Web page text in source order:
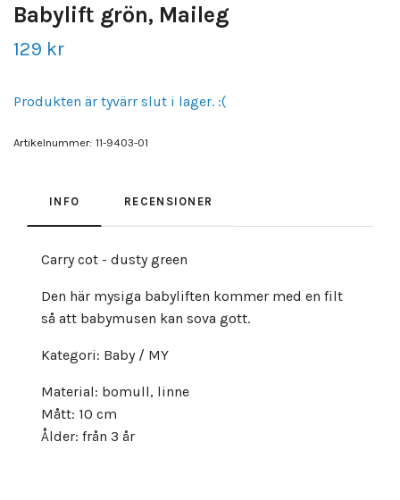
Babylift grön, Maileg
129 kr
Produkten är tyvärr slut i lager. :(
Artikelnummer: 11-9403-01
INFO RECENSIONER
Carry cot - dusty green
Den här mysiga babyliften kommer med en filt
så att babymusen kan sova gott.
Kategori: Baby / MY
Material: bomull, linne
Mått: 10 cm
Ålder: från 3 år